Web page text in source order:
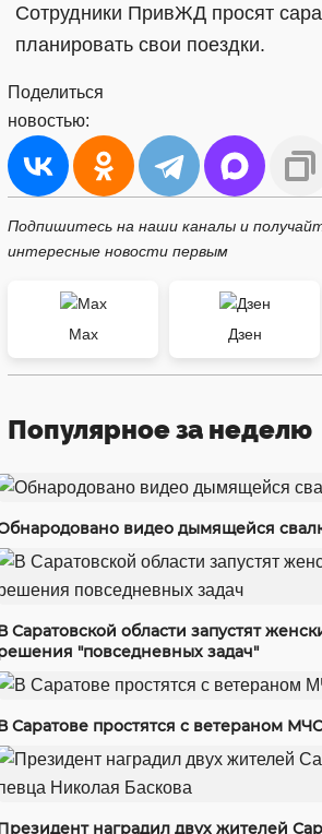
Сотрудники ПривЖД просят
планировать свои поездки.
Поделиться
новостью:
Подпишитесь на наши каналы и
интересные новости первым
Max Дзен
Популярное за неделю
видео дымящейся
Саратовской области запустят
"повседневных задач"
Саратове простятся с ветераном
наградил двух жителей